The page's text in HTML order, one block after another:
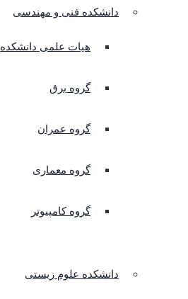
دانشکده فنی و مهندسی
هیات علمی دانشکده
گروه برق
گروه عمران
گروه معماری
گروه کامپیوتر
دانشکده علوم زیستی